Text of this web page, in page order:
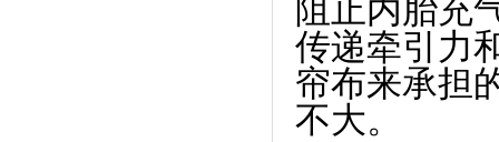
阻止内胎充
传递牵引力
帘布来承担
不大。